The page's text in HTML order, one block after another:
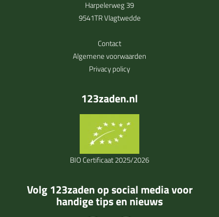
Harpelerweg 39
9541TR Vlagtwedde
Contact
Algemene voorwaarden
Privacy policy
123zaden.nl
BIO Certificaat 2025/2026
Volg 123zaden op social media voor
handige tips en nieuws